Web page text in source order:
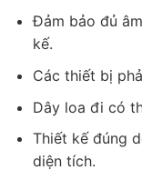
Đảm bảo đủ
kế.
Các thiết bị
Dây loa đi có
Thiết kế đúng
diện tích.